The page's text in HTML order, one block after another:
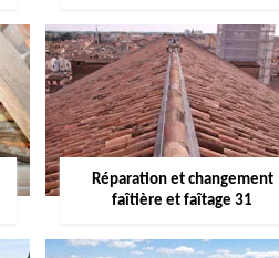
Réparation et changement
faîtière et faîtage 31